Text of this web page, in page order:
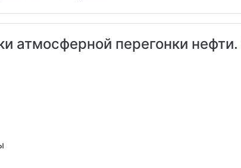
атмосферной перегонки